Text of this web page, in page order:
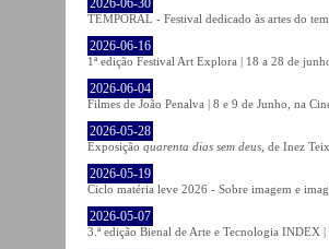
2026-06-30
TEMPORAL - Festival dedicado às artes do
2026-06-16
1ª edição Festival Art Explora | 18 a 28 de
2026-06-04
Filmes de João Penalva | 8 e 9 de Junho, na
2026-05-28
Exposição quarenta dias sem deus , de Inez
2026-05-19
Ciclo matéria leve 2026 - Sobre imagem e
2026-05-07
3.ª edição Bienal de Arte e Tecnologia INDEX